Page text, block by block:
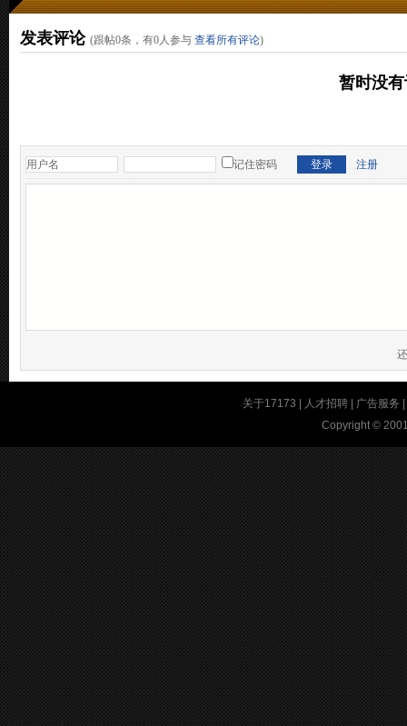
发表评论 (跟帖0条，有0人参与 查看所有评论)
暂时没
记住密码 注册
关于17173 人才招聘 广告服务
Copyright ©